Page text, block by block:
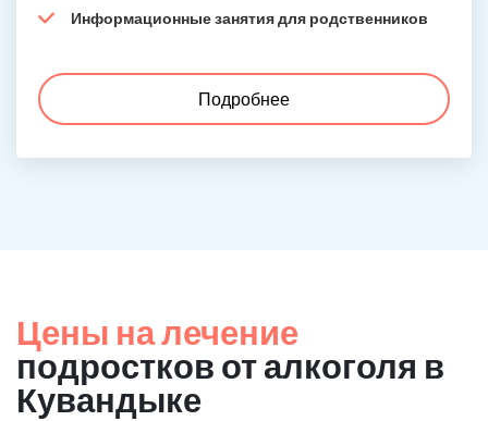
Информационные занятия для родственников
Подробнее
Цены на лечение
подростков от алкоголя в
Кувандыке